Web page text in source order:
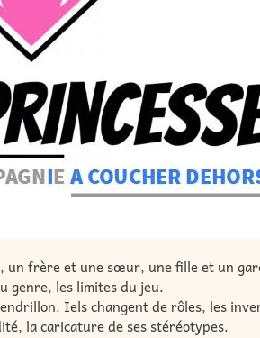
un frère et une sœur, une fille et un
genre, les limites du jeu.
Iels changent de rôles, les
la caricature de ses stéréotypes.